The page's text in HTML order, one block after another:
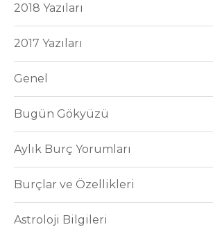
2018 Yazıları
2017 Yazıları
Genel
Bugün Gökyüzü
Aylık Burç Yorumları
Burçlar ve Özellikleri
Astroloji Bilgileri